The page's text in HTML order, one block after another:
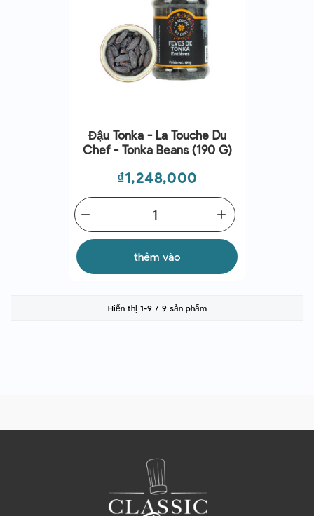
Đậu Tonka - La Touche Du
Chef - Tonka Beans (190 G)
Giá
₫1,248,000
add
remove
thêm vào
Hiển thị 1-9 / 9 sản phẩm